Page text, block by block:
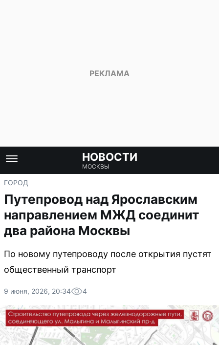
НОВОСТИ
МОСКВЫ
ГОРОД
Путепровод над Ярославским
направлением МЖД соединит
два района Москвы
По новому путепроводу после открытия пустят
общественный транспорт
9 июня, 2026, 20:34 4